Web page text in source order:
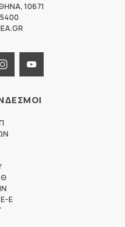
, 10671
Ε